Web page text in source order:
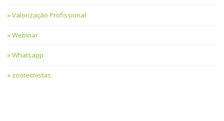
Valorização Profissional
Webinar
Whatsapp
zootecnistas